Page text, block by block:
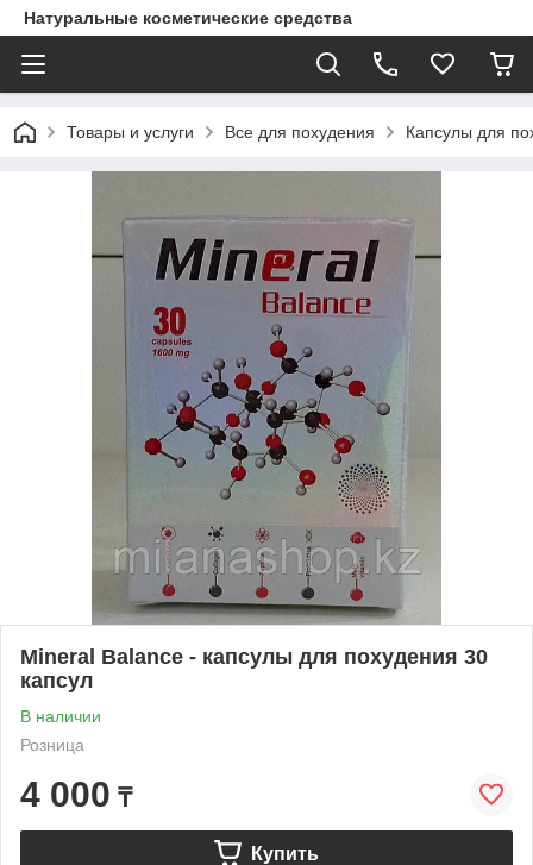
Натуральные косметические средства
Товары и услуги Все для похудения Капсулы для
Mineral Balance - капсулы для похудения 30
капсул
В наличии
Розница
4 000 ₸
Купить